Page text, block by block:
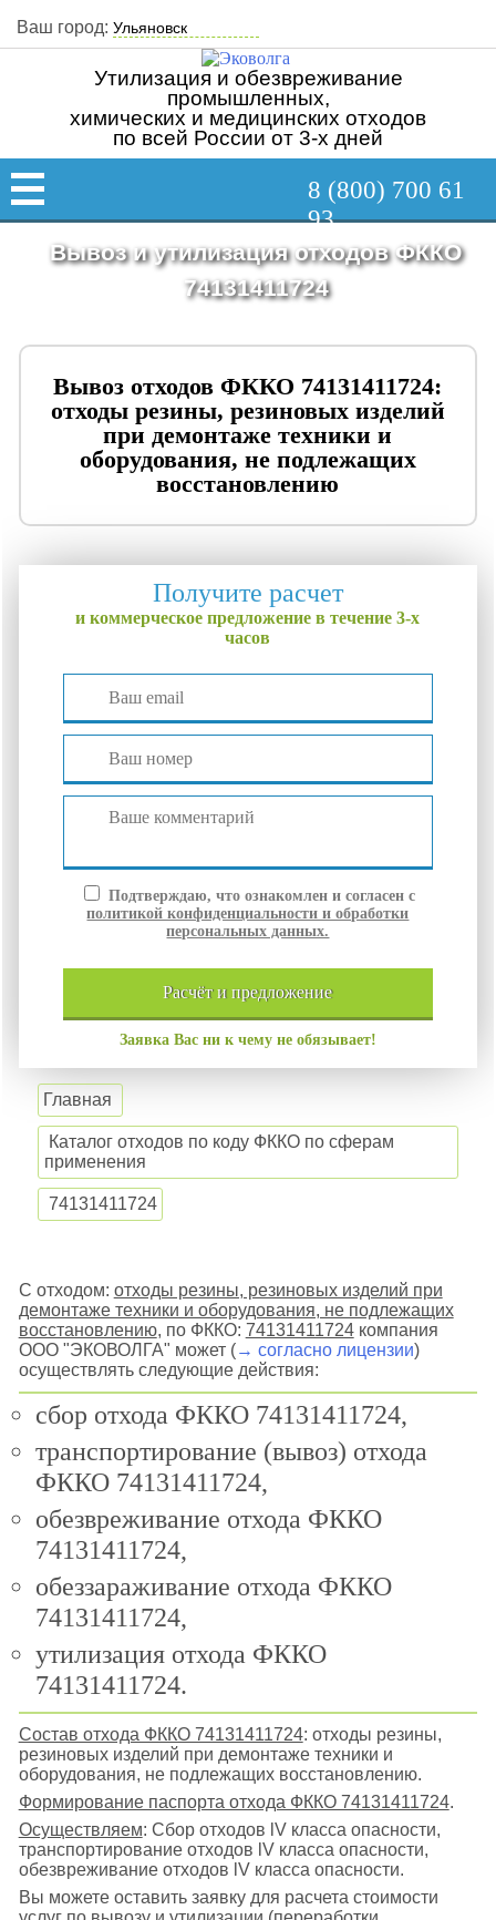
Ваш город:
Утилизация и обезвреживание
промышленных,
химических и медицинских отходов
по всей России от 3-х дней
8 (800) 700 61
93
Вывоз и утилизация отходов ФККО
74131411724
Вывоз отходов ФККО 74131411724:
отходы резины, резиновых изделий
при демонтаже техники и
оборудования, не подлежащих
восстановлению
Получите расчет
и коммерческое предложение в течение 3-х
часов
Подтверждаю, что ознакомлен и согласен с
политикой конфиденциальности и обработки
персональных данных.
расчёт ипредложение
Заявка Вас ни к чему не обязывает!
Главная
Каталог отходов по коду ФККО по сферам
применения
74131411724
С отходом: отходы резины, резиновых изделий при
демонтаже техники и оборудования, не подлежащих
восстановлению, по ФККО: 74131411724компания
ООО "ЭКОВОЛГА" может (→ согласно лицензии)
осуществлять следующие действия:
сбор отхода ФККО 74131411724,
транспортирование (вывоз) отхода
ФККО 74131411724,
обезвреживание отхода ФККО
74131411724,
обеззараживание отхода ФККО
74131411724,
утилизация отхода ФККО
74131411724.
Состав отхода ФККО 74131411724: отходы резины,
резиновых изделий при демонтаже техники и
оборудования, не подлежащих восстановлению.
Формирование паспорта отхода ФККО 74131411724.
Осуществляем: Сбор отходов lV класса опасности,
транспортирование отходов lV класса опасности,
обезвреживание отходов lV класса опасности.
Вы можете оставить заявку для расчета стоимости